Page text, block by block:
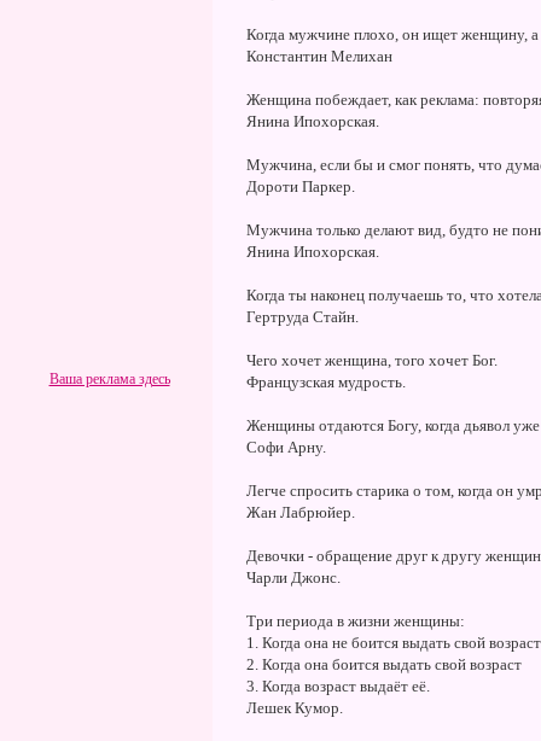
Ваша реклама здесь
Когда мужчине плохо, он ищет женщину,
Константин Мелихан
Женщина побеждает, как реклама:
Янина Ипохорская.
Мужчина, если бы и смог понять, что
Дороти Паркер.
Мужчина только делают вид, будто не
Янина Ипохорская.
Когда ты наконец получаешь то, что
Гертруда Стайн.
Чего хочет женщина, того хочет Бог.
Французская мудрость.
Женщины отдаются Богу, когда дьявол
Софи Арну.
Легче спросить старика о том, когда он
Жан Лабрюйер.
Девочки - обращение друг к другу
Чарли Джонс.
Три периода в жизни женщины:
1. Когда она не боится выдать свой возраст
2. Когда она боится выдать свой возраст
3. Когда возраст выдаёт её.
Лешек Кумор.